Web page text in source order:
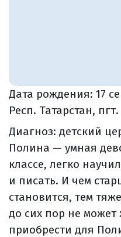
Дата рождения: 17
Респ. Татарстан,
Диагноз: детский
Полина — умная
классе, легко
и писать. И чем
становится, тем
до сих пор не
приобрести для